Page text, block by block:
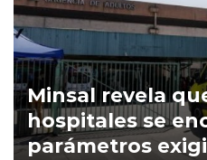
Minsal revela
hospitales se
parámetros